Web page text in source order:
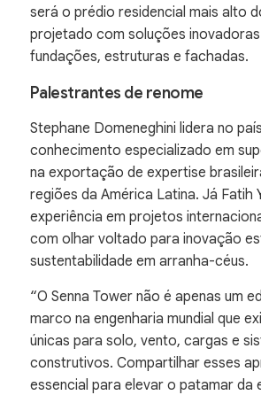
será o prédio residencial mais alto
projetado com soluções
fundações, estruturas e fachadas.
Palestrantes de renome
Stephane Domeneghini lidera no
conhecimento especializado em
na exportação de expertise
regiões da América Latina. Já Fatih
experiência em projetos
com olhar voltado para inovação
sustentabilidade em arranha-céus.
“O Senna Tower não é apenas um
marco na engenharia mundial que
únicas para solo, vento, cargas e
construtivos. Compartilhar esses
essencial para elevar o patamar da